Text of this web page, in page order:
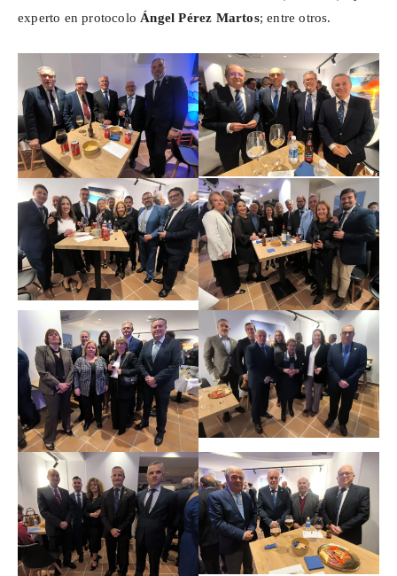
experto en protocolo Ángel Pérez Martos; entre otros.